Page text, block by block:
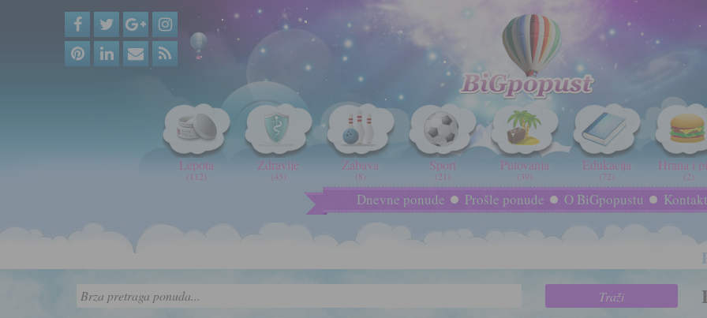
Lepota
(112)
Zdravlje
(45)
Zabava
(8)
Sport
(21)
Putovanja
(39)
Edukacija
(72)
Hrana i
(2)
Dnevne ponude Prošle ponude O BiGpopustu Kontakt